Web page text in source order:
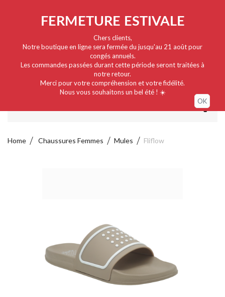
FERMETURE ESTIVALE
Chers clients,
Notre boutique en ligne sera fermée du jusqu'au 21 août pour
congés annuels.
Les commandes passées durant cette période seront traitées à
notre retour.
Merci pour votre compréhension et votre fidélité.
Nous vous souhaitons un bel été ! ☀️
OK
Home Chaussures Femmes Mules Fliflow